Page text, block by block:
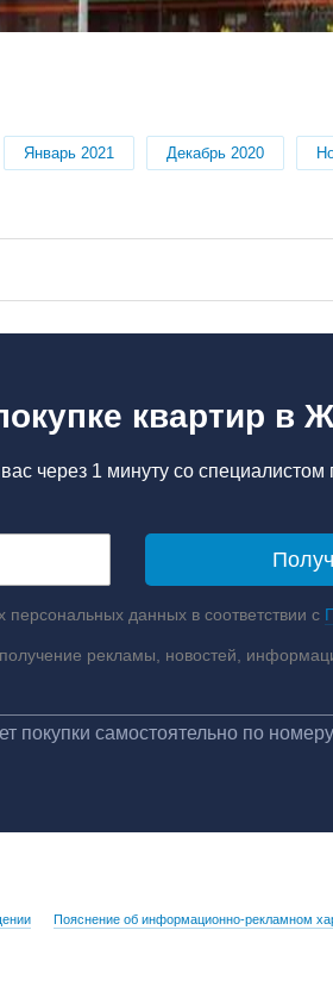
Январь 2021 Декабрь 2020
квартир в
через 1 минуту со специалистом
персональных данных в соответствии с
рекламы, новостей,
покупки самостоятельно по
Пояснение об информационно-рекламном